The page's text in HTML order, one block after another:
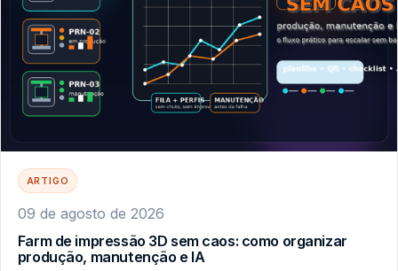
ARTIGO
09 de agosto de 2026
Farm de impressão 3D sem caos: como organizar
produção, manutenção e IA